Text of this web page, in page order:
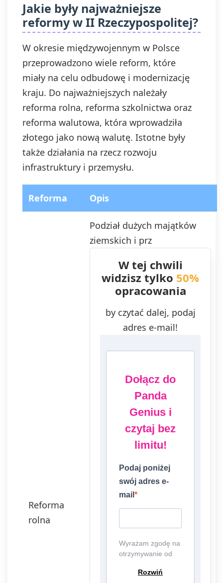
Jakie były najważniejsze
reformy w II Rzeczypospolitej?
W okresie międzywojennym w Polsce
przeprowadzono wiele reform, które
miały na celu odbudowę i modernizację
kraju. Do najważniejszych należały
reforma rolna, reforma szkolnictwa oraz
reforma walutowa, która wprowadziła
złotego jako nową walutę. Istotne były
także działania na rzecz rozwoju
infrastruktury i przemysłu.
Reforma Opis
Reforma
rolna
Podział dużych majątków
ziemskich i prz
W tej chwili
widzisz tylko 50%
opracowania
by czytać dalej, podaj
adres e-mail!
Dołącz do
Panda
Genius i
czytaj bez
limitu!
Podaj poniżej
swój adres e-
mail
Wyrażam zgodę na
otrzymywanie od
ul. Nowopogońska
Rozwiń